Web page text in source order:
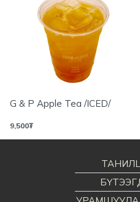
G & P Apple Tea /ICED/
9,500₮